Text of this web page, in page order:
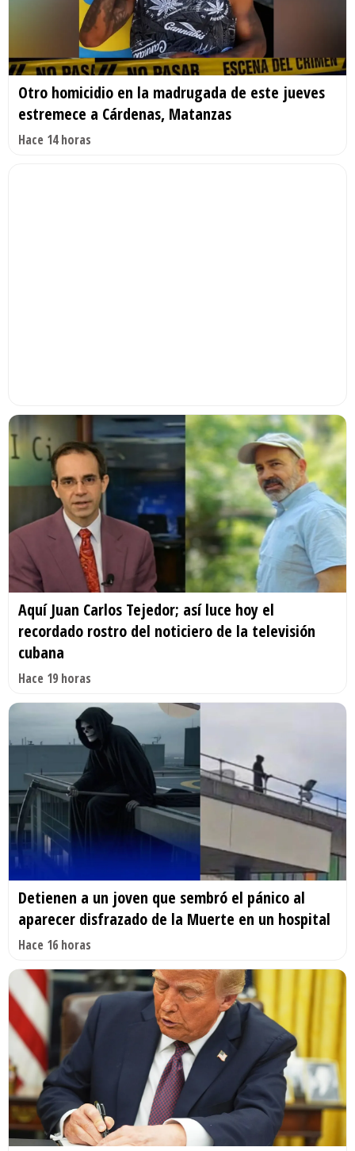
Otro homicidio en la madrugada de este jueves
estremece a Cárdenas, Matanzas
Hace 14 horas
Aquí Juan Carlos Tejedor; así luce hoy el
recordado rostro del noticiero de la televisión
cubana
Hace 19 horas
Detienen a un joven que sembró el pánico al
aparecer disfrazado de la Muerte en un hospital
Hace 16 horas